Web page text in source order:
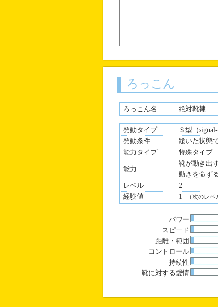
ろっこん
ろっこん名 絶対靴隷
発動タイプ
Ｓ型（
発動条件
跪いた状態
能力タイプ
特殊タイプ
能力
靴が動き出
動きを命ず
レベル
2
経験値
1 （次のレ
パワー
スピード
距離・範囲
コントロール
持続性
靴に対する愛情